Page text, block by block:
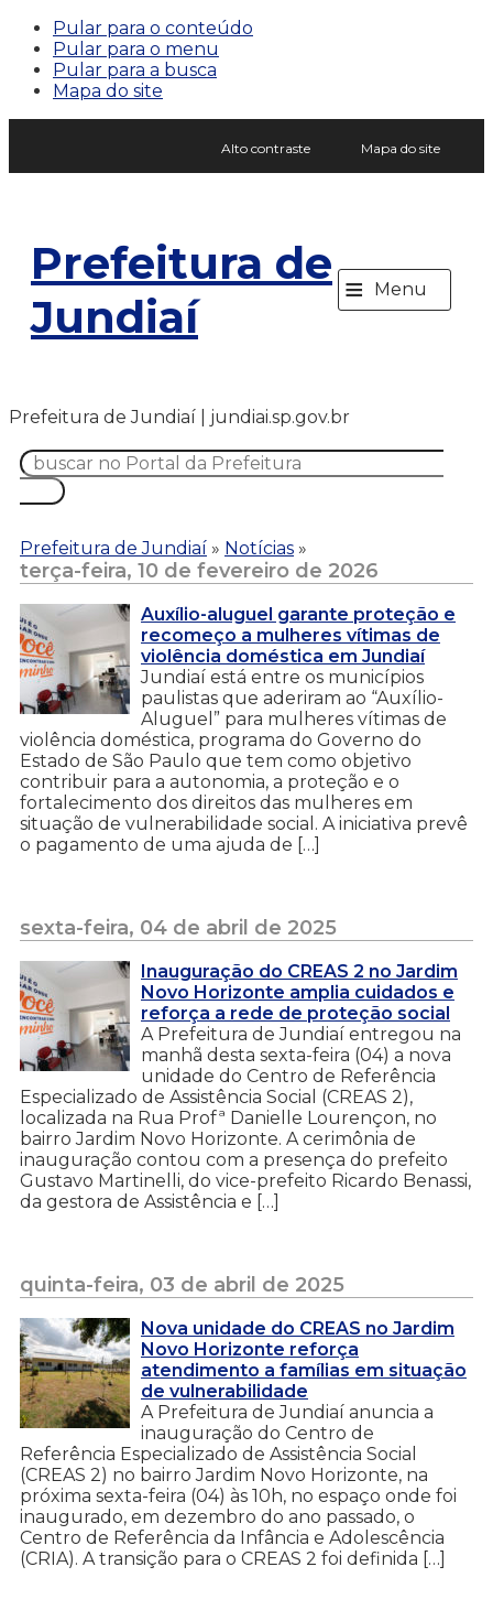
Pular para o conteúdo
Pular para o menu
Pular para a busca
Mapa do site
Alto contraste Mapa do site
Prefeitura de
Jundiaí
≡ Menu
Prefeitura de Jundiaí | jundiai.sp.gov.br
Prefeitura de Jundiaí » Notícias »
terça-feira, 10 de fevereiro de 2026
Auxílio-aluguel garante proteção e
recomeço a mulheres vítimas de
violência doméstica em Jundiaí
Jundiaí está entre os municípios
paulistas que aderiram ao “Auxílio-
Aluguel” para mulheres vítimas de
violência doméstica, programa do Governo do
Estado de São Paulo que tem como objetivo
contribuir para a autonomia, a proteção e o
fortalecimento dos direitos das mulheres em
situação de vulnerabilidade social. A iniciativa prevê
o pagamento de uma ajuda de […]
sexta-feira, 04 de abril de 2025
Inauguração do CREAS 2 no Jardim
Novo Horizonte amplia cuidados e
reforça a rede de proteção social
A Prefeitura de Jundiaí entregou na
manhã desta sexta-feira (04) a nova
unidade do Centro de Referência
Especializado de Assistência Social (CREAS 2),
localizada na Rua Profª Danielle Lourençon, no
bairro Jardim Novo Horizonte. A cerimônia de
inauguração contou com a presença do prefeito
Gustavo Martinelli, do vice-prefeito Ricardo Benassi,
da gestora de Assistência e […]
quinta-feira, 03 de abril de 2025
Nova unidade do CREAS no Jardim
Novo Horizonte reforça
atendimento a famílias em situação
de vulnerabilidade
A Prefeitura de Jundiaí anuncia a
inauguração do Centro de
Referência Especializado de Assistência Social
(CREAS 2) no bairro Jardim Novo Horizonte, na
próxima sexta-feira (04) às 10h, no espaço onde foi
inaugurado, em dezembro do ano passado, o
Centro de Referência da Infância e Adolescência
(CRIA). A transição para o CREAS 2 foi definida […]